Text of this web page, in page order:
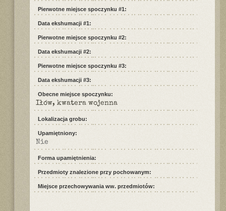
Pierwotne miejsce spoczynku #1:
Data ekshumacji #1:
Pierwotne miejsce spoczynku #2:
Data ekshumacji #2:
Pierwotne miejsce spoczynku #3:
Data ekshumacji #3:
Obecne miejsce spoczynku:
Iłów, kwatera wojenna
Lokalizacja grobu:
Upamiętniony:
Nie
Forma upamiętnienia:
Przedmioty znalezione przy pochowanym:
Miejsce przechowywania ww. przedmiotów: